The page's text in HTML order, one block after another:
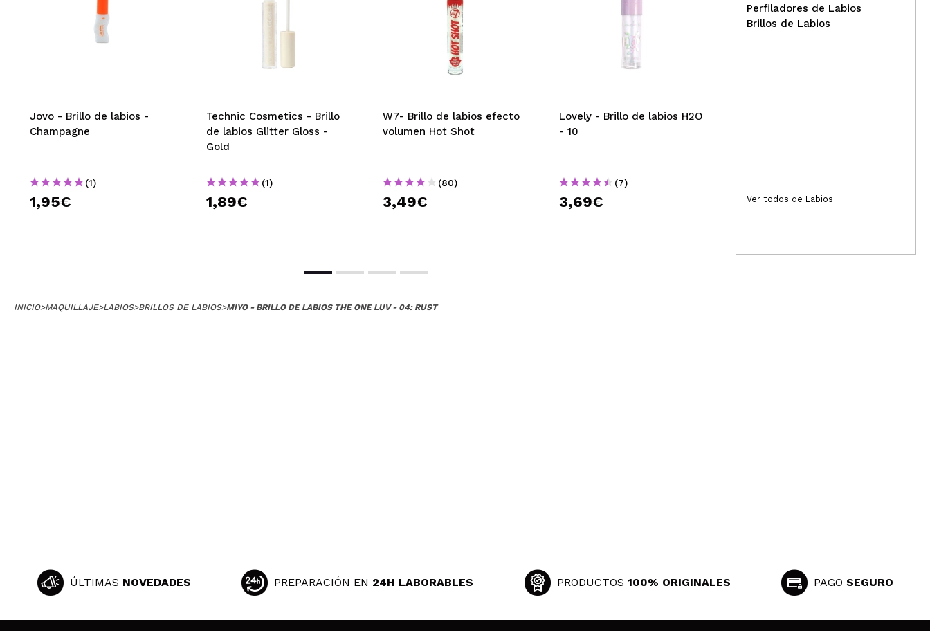
Jovo - Brillo de labios -
Champagne
(1)
1,95€
Technic Cosmetics - Brillo
de labios Glitter Gloss -
Gold
(1)
1,89€
W7- Brillo de labios efecto
volumen Hot Shot
(80)
3,49€
Lovely - Brillo de labios H2O
- 10
(7)
3,69€ 1,49€
Perfiladores de Labios
Brillos de Labios
Ver todos de Labios
INICIO>MAQUILLAJE>LABIOS>BRILLOS DE LABIOS>MIYO - BRILLO DE LABIOS THE ONE LUV - 04: RUST
ÚLTIMAS NOVEDADES PREPARACIÓN EN 24H LABORABLES PRODUCTOS 100% ORIGINALES PAGO SEGURO